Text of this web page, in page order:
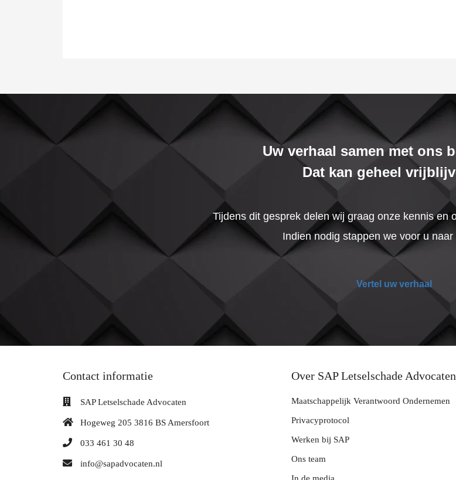
Uw verhaal samen met ons
Dat kan geheel
Tijdens dit gesprek delen wij graag onze kennis en
Indien nodig stappen we voor u naar
Vertel uw verhaal
Contact informatie
SAP Letselschade Advocaten
Hogeweg 205 3816 BS Amersfoort
033 461 30 48
info@sapadvocaten.nl
Over SAP Letselschade Advocaten
Maatschappelijk Verantwoord Ondernemen
Privacyprotocol
Werken bij SAP
Ons team